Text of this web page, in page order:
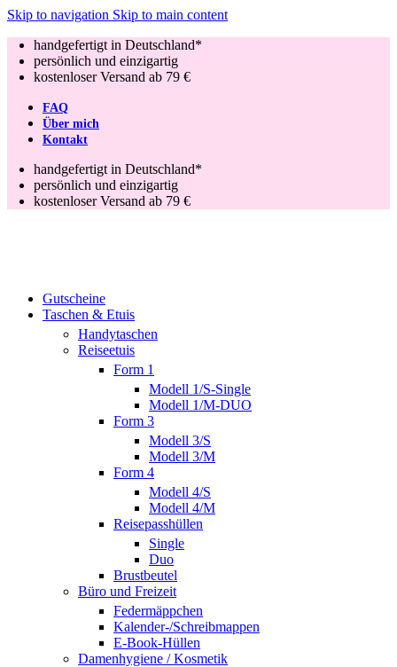
Skip to navigation Skip to main content
handgefertigt in Deutschland*
persönlich und einzigartig
kostenloser Versand ab 79 €
FAQ
Über mich
Kontakt
handgefertigt in Deutschland*
persönlich und einzigartig
kostenloser Versand ab 79 €
Gutscheine
Taschen & Etuis
Handytaschen
Reiseetuis
Form 1
Modell 1/S-Single
Modell 1/M-DUO
Form 3
Modell 3/S
Modell 3/M
Form 4
Modell 4/S
Modell 4/M
Reisepasshüllen
Single
Duo
Brustbeutel
Büro und Freizeit
Federmäppchen
Kalender-/Schreibmappen
E-Book-Hüllen
Damenhygiene / Kosmetik